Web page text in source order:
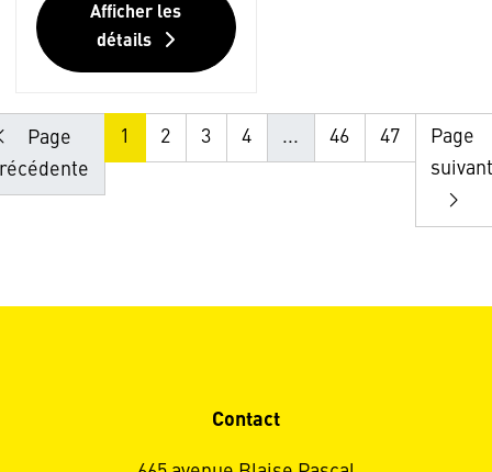
Afficher les
détails
Page
1 2 3 4 ... 46 47
Page
Contact